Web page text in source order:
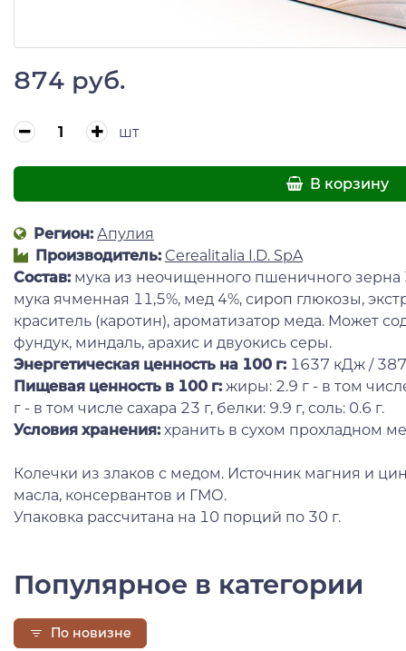
874 руб.
шт
В корзину
Регион: Апулия
Производитель: Cerealitalia I.D. SpA
Состав: мука из неочищенного пшеничного зерна
мука ячменная 11,5%, мед 4%, сироп глюкозы,
краситель (каротин), ароматизатор меда. Может
фундук, миндаль, арахис и двуокись серы.
Энергетическая ценность на 100 г: 1637 кДж / 387
Пищевая ценность в 100 г: жиры: 2.9 г - в том
г - в том числе сахара 23 г, белки: 9.9 г, соль: 0.6 г.
Условия хранения: хранить в сухом прохладном
Колечки из злаков с медом. Источник магния и
масла, консервантов и ГМО.
Упаковка рассчитана на 10 порций по 30 г.
Популярное в категории
По новизне